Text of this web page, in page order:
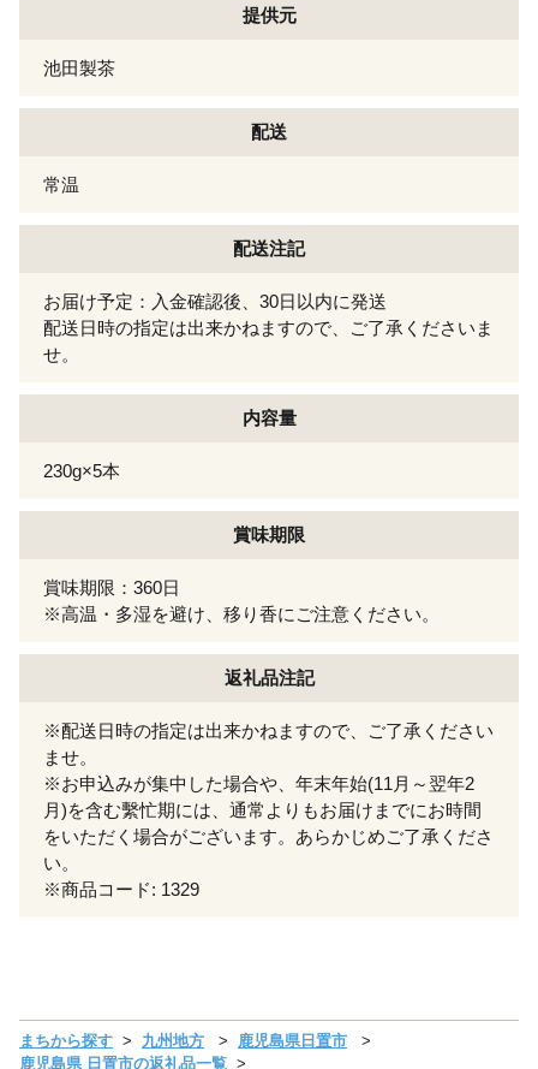
提供元
池田製茶
配送
常温
配送注記
お届け予定：入金確認後、30日以内に発送
配送日時の指定は出来かねますので、ご了承くださいま
せ。
内容量
230g×5本
賞味期限
賞味期限：360日
※高温・多湿を避け、移り香にご注意ください。
返礼品注記
※配送日時の指定は出来かねますので、ご了承ください
ませ。
※お申込みが集中した場合や、年末年始(11月～翌年2
月)を含む繫忙期には、通常よりもお届けまでにお時間
をいただく場合がございます。あらかじめご了承くださ
い。
※商品コード: 1329
まちから探す 九州地方
鹿児島県日置市
鹿児島県 日置市の返礼品一覧